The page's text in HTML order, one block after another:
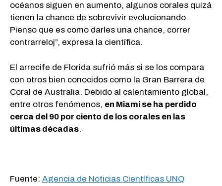
océanos siguen en aumento, algunos corales quizá
tienen la chance de sobrevivir evolucionando.
Pienso que es como darles una chance, correr
contrarreloj”, expresa la científica.
El arrecife de Florida sufrió más si se los compara
con otros bien conocidos como la Gran Barrera de
Coral de Australia. Debido al calentamiento global,
entre otros fenómenos, en Miami se ha perdido
cerca del 90 por ciento de los corales en las
últimas décadas.
Fuente: Agencia de Noticias Científicas UNQ